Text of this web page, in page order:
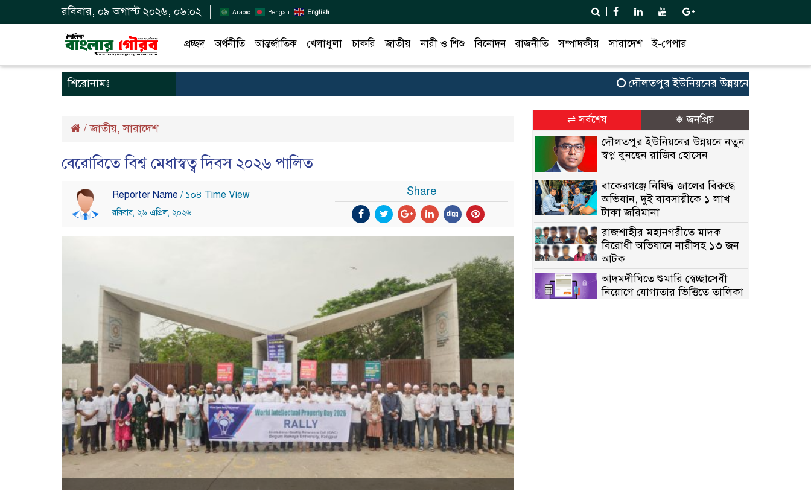
রবিবার, ০৯ অগাস্ট ২০২৬, ০৬:০২ Arabic Bengali English
প্রচ্ছদ অর্থনীতি আন্তর্জাতিক খেলাধুলা চাকরি জাতীয় নারী ও শিশু বিনোদন রাজনীতি সম্পাদকীয় সারাদেশ ই-পেপার
শিরোনামঃ দৌলতপুর ইউনিয়নের উন্নয়নে নতুন স্বপ্ন বুনছেন
/জাতীয়,সারাদেশ
বেরোবিতে বিশ্ব মেধাস্বত্ব দিবস ২০২৬ পালিত
Reporter Name / ১০৪ Time View
রবিবার, ২৬ এপ্রিল, ২০২৬
Share
⇌ সর্বশেষ ❅ জনপ্রিয়
দৌলতপুর ইউনিয়নের উন্নয়নে নতুন
স্বপ্ন বুনছেন রাজিব হোসেন
বাকেরগঞ্জে নিষিদ্ধ জালের বিরুদ্ধে
অভিযান, দুই ব্যবসায়ীকে ১ লাখ
টাকা জরিমানা
রাজশাহীর মহানগরীতে মাদক
বিরোধী অভিযানে নারীসহ ১৩ জন
আটক
আদমদীঘিতে শুমারি স্বেচ্ছাসেবী
নিয়োগে যোগ্যতার ভিত্তিতে তালিকা